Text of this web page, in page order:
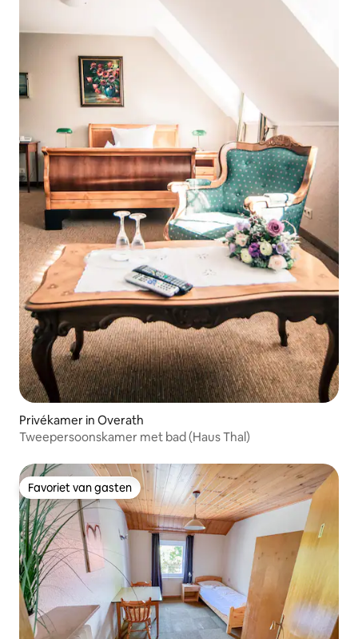
Privékamer in Overath
Tweepersoonskamer met bad (Haus Thal)
Favoriet van gasten
Favoriet van gasten